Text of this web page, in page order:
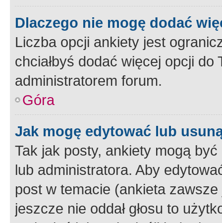
Dlaczego nie mogę dodać
Liczba opcji ankiety jest
chciałbyś dodać więcej opcji
administratorem forum.
Góra
Jak mogę edytować lub
Tak jak posty, ankiety mogą
lub administratora. Aby
post w temacie (ankieta
jeszcze nie oddał głosu to